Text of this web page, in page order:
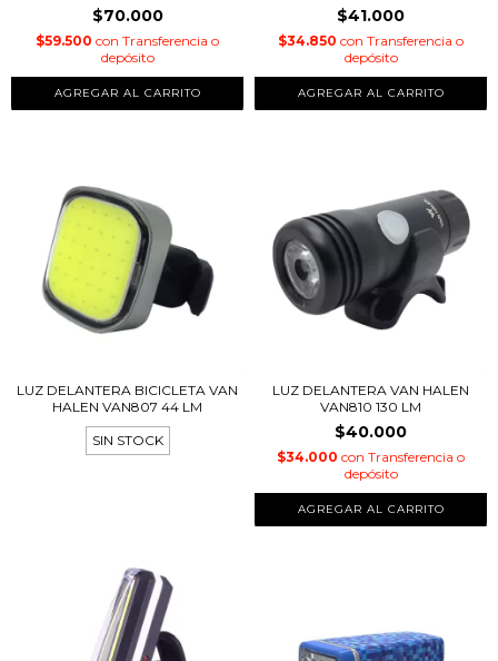
$70.000
$59.500 con Transferencia o
depósito
$41.000
$34.850 con Transferencia o
depósito
LUZ DELANTERA BICICLETA VAN
HALEN VAN807 44 LM
SIN STOCK
LUZ DELANTERA VAN HALEN
VAN810 130 LM
$40.000
$34.000 con Transferencia o
depósito